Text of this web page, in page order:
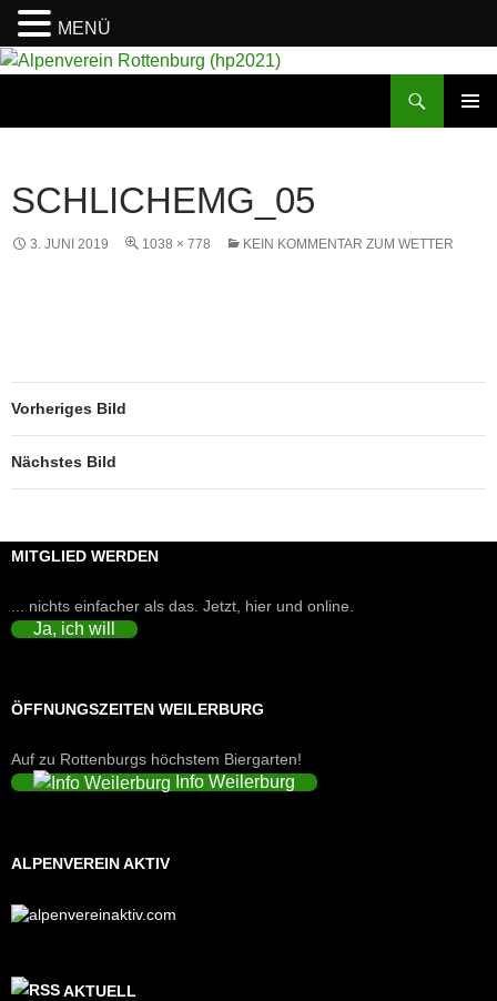
SCHLICHEMG_05
3. JUNI 2019 1038 × 778 KEIN KOMMENTAR ZUM WETTER
Vorheriges Bild
Nächstes Bild
MITGLIED WERDEN
... nichts einfacher als das. Jetzt, hier und online.
Ja, ich will
ÖFFNUNGSZEITEN WEILERBURG
Auf zu Rottenburgs höchstem Biergarten!
Info Weilerburg
ALPENVEREIN AKTIV
AKTUELL
MENÜ